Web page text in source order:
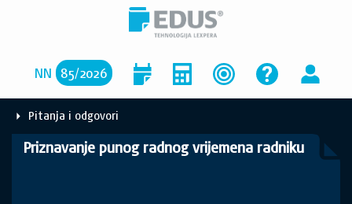
NN 85/2026
Pitanja i odgovori
Priznavanje punog radnog vrijemena radniku